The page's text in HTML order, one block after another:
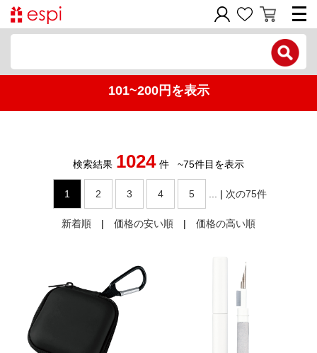
101~200円を表示
検索結果 1024 件 ~75件目を表示
1 2 3 4 5 | 次の75件
新着順 | 価格の安い順 | 価格の高い順
商品カテゴリ
お問い合わせフォーム